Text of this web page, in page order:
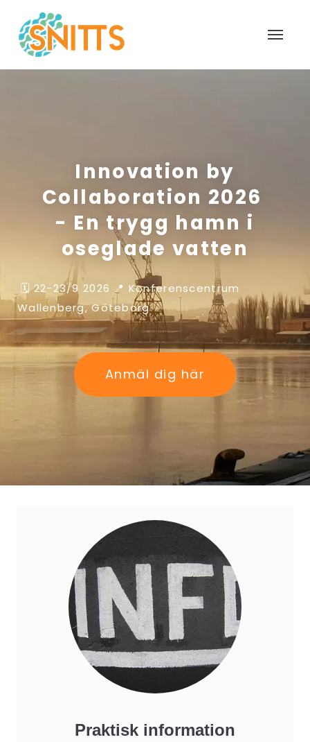
Innovation by
Collaboration 2026
- En trygg hamn i
oseglade vatten
🗓️ 22-23/9 2026 📍 Konferenscentrum
Wallenberg, Göteborg
Anmäl dig här
Praktisk information